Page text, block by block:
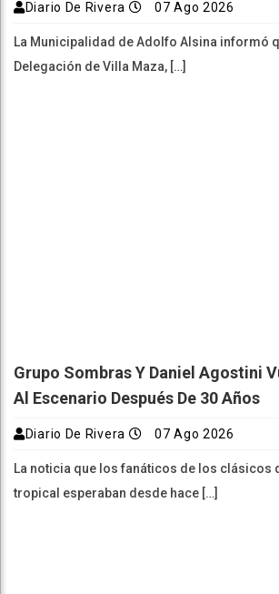
Diario De Rivera 07 Ago 2026
La Municipalidad de Adolfo Alsina informó
Delegación de Villa Maza, […]
Grupo Sombras Y Daniel Agostini
Al Escenario Después De 30 Años
Diario De Rivera 07 Ago 2026
La noticia que los fanáticos de los clásicos
tropical esperaban desde hace […]